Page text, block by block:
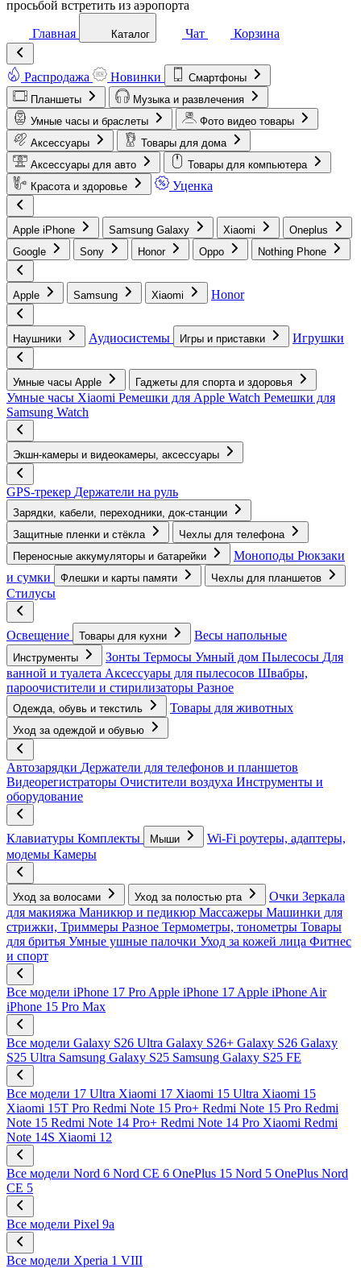
просьбой встретить из аэропорта
Главная Каталог Чат Корзина
Распродажа Новинки
Смартфоны
Планшеты
Музыка и развлечения
Умные часы и браслеты
Фото видео товары
Аксессуары
Товары для дома
Аксессуары для авто
Товары для компьютера
Красота и здоровье
Уценка
Apple iPhone Samsung Galaxy Xiaomi
Oneplus
Google
Sony Honor Oppo Nothing Phone
Apple Samsung Xiaomi Honor
Наушники Аудиосистемы Игры и приставки Игрушки
Умные часы Apple Гаджеты для спорта и здоровья
Умные часы Xiaomi Ремешки для Apple Watch Ремешки для
Samsung Watch
Экшн-камеры и видеокамеры, аксессуары
GPS-трекер Держатели на руль
Зарядки, кабели, переходники, док-станции
Защитные пленки и стёкла
Чехлы для телефона
Переносные аккумуляторы и батарейки
Моноподы Рюкзаки
и сумки
Флешки и карты памяти Чехлы для планшетов
Стилусы
Освещение Товары для кухни Весы напольные
Инструменты Зонты Термосы Умный дом Пылесосы Для
ванной и туалета Аксессуары для пылесосов Швабры,
пароочистители и стирилизаторы Разное
Одежда, обувь и текстиль Товары для животных
Уход за одеждой и обувью
Автозарядки Держатели для телефонов и планшетов
Видеорегистраторы Очистители воздуха Инструменты и
оборудование
Клавиатуры Комплекты Мыши
Wi-Fi роутеры, адаптеры,
модемы Камеры
Уход за волосами Уход за полостью рта Очки Зеркала
для макияжа Маникюр и педикюр Массажеры Машинки для
стрижки, Триммеры Разное Термометры, тонометры Товары
для бритья Умные ушные палочки Уход за кожей лица Фитнес
и спорт
Все модели iPhone 17 Pro Apple iPhone 17 Apple iPhone Air
iPhone 15 Pro Max
Все модели Galaxy S26 Ultra Galaxy S26+ Galaxy S26 Galaxy
S25 Ultra Samsung Galaxy S25 Samsung Galaxy S25 FE
Все модели 17 Ultra Xiaomi 17 Xiaomi 15 Ultra Xiaomi 15
Xiaomi 15T Pro Redmi Note 15 Pro+ Redmi Note 15 Pro Redmi
Note 15 Redmi Note 14 Pro+ Redmi Note 14 Pro Xiaomi Redmi
Note 14S Xiaomi 12
Все модели Nord 6 Nord CE 6 OnePlus 15 Nord 5 OnePlus Nord
CE 5
Все модели Pixel 9a
Все модели Xperia 1 VIII